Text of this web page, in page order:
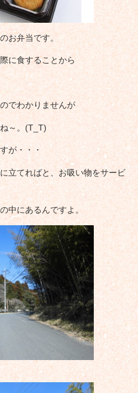
お弁当です。
に食することから
でわかりませんが
～。(T_T)
が・・・
立てればと、お吸い物をサービ
中にあるんですよ。